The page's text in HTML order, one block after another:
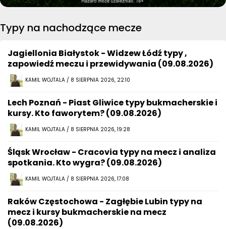
Typy na nachodzące mecze
Jagiellonia Białystok - Widzew Łódź typy ,
zapowiedź meczu i przewidywania (09.08.2026)
KAMIL WOJTALA / 8 SIERPNIA 2026, 22:10
Lech Poznań - Piast Gliwice typy bukmacherskie i
kursy. Kto faworytem? (09.08.2026)
KAMIL WOJTALA / 8 SIERPNIA 2026, 19:28
Śląsk Wrocław - Cracovia typy na mecz i analiza
spotkania. Kto wygra? (09.08.2026)
KAMIL WOJTALA / 8 SIERPNIA 2026, 17:08
Raków Częstochowa - Zagłębie Lubin typy na
mecz i kursy bukmacherskie na mecz
(09.08.2026)